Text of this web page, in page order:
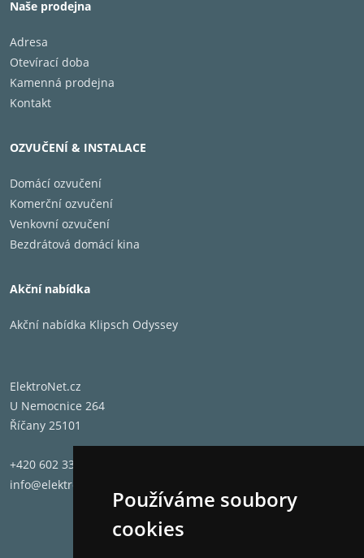
Používáme soubory
cookies
Naše prodejna
Adresa
Otevírací doba
Kamenná prodejna
Kontakt
OZVUČENÍ & INSTALACE
Domácí ozvučení
Komerční ozvučení
Venkovní ozvučení
Bezdrátová domácí kina
Akční nabídka
Akční nabídka Klipsch Odyssey
ElektroNet.cz
U Nemocnice 264
Říčany 25101
+420 602 331 662
info@elektronet.cz